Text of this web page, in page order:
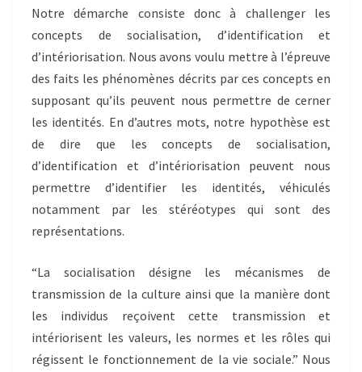
Notre démarche consiste donc à challenger les
concepts de socialisation, d’identification et
d’intériorisation. Nous avons voulu mettre à l’épreuve
des faits les phénomènes décrits par ces concepts en
supposant qu’ils peuvent nous permettre de cerner
les identités. En d’autres mots, notre hypothèse est
de dire que les concepts de socialisation,
d’identification et d’intériorisation peuvent nous
permettre d’identifier les identités, véhiculés
notamment par les stéréotypes qui sont des
représentations.
“La socialisation désigne les mécanismes de
transmission de la culture ainsi que la manière dont
les individus reçoivent cette transmission et
intériorisent les valeurs, les normes et les rôles qui
régissent le fonctionnement de la vie sociale.” Nous